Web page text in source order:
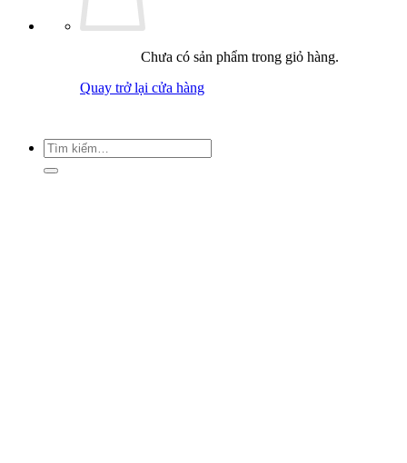
Chưa có sản phẩm trong giỏ hàng.
Quay trở lại cửa hàng
Tìm
kiếm: